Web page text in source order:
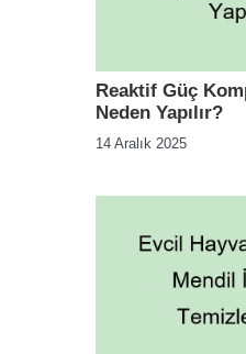
Reaktif Güç
Neden Yapılır?
14 Aralık 2025